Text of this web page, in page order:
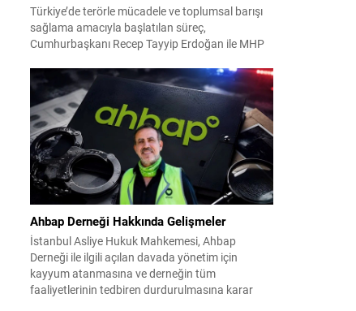
Türkiye’de terörle mücadele ve toplumsal barışı
sağlama amacıyla başlatılan süreç,
Cumhurbaşkanı Recep Tayyip Erdoğan ile MHP
bir döneme girdi. Yaklaşık iki yıldır devam eden
çalışmaların ardından şimdi sürecin yasal zemini,
12 maddelik bir çerçeve yasa ile şekillendiriliyor.
Bugün komisyonda görüşülecek olan bu yasa
taslağı,...
Ahbap Derneği Hakkında Gelişmeler
İstanbul Asliye Hukuk Mahkemesi, Ahbap
Derneği ile ilgili açılan davada yönetim için
kayyum atanmasına ve derneğin tüm
faaliyetlerinin tedbiren durdurulmasına karar